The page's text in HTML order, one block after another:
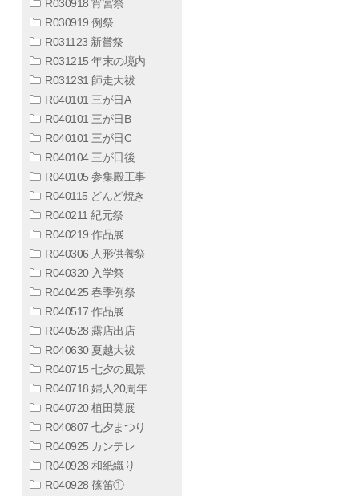
R030918 宵宮祭
R030919 例祭
R031123 新嘗祭
R031215 年末の境内
R031231 師走大祓
R040101 三が日A
R040101 三が日B
R040101 三が日C
R040104 三が日後
R040105 参集殿工事
R040115 どんど焼き
R040211 紀元祭
R040219 作品展
R040306 人形供養祭
R040320 入学祭
R040425 春季例祭
R040517 作品展
R040528 露店出店
R040630 夏越大祓
R040715 七夕の風景
R040718 婦人20周年
R040720 植田莫展
R040807 七夕まつり
R040925 カンテレ
R040928 和紙織り
R040928 篠笛①